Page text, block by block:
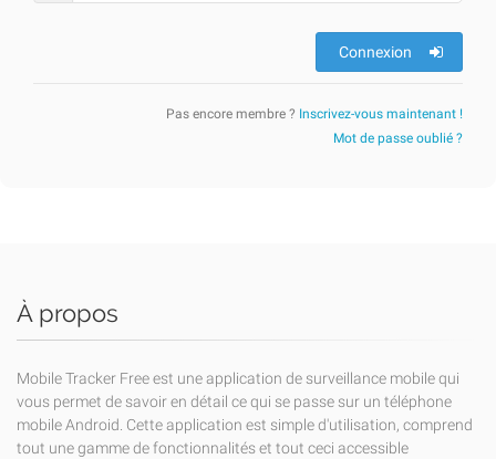
Connexion
Pas encore membre ? Inscrivez-vous maintenant !
Mot de passe oublié ?
À propos
Mobile Tracker Free est une application de surveillance mobile qui
vous permet de savoir en détail ce qui se passe sur un téléphone
mobile Android. Cette application est simple d'utilisation, comprend
tout une gamme de fonctionnalités et tout ceci accessible